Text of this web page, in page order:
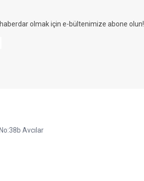
olmak için e-bültenimize abone olun!
Avcılar